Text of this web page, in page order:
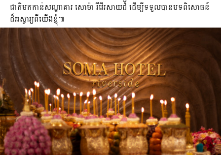
ជាតិមកកាន់សណ្ឋាគារ សោម៉ា រីវើរសាយដ៏ ដើម្បីទទួលបានបទពិសោធន៍
ដ៏អស្ចារ្យពីយើងខ្ញុំ៕